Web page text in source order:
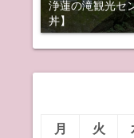
浄蓮の滝観光セ
丼】
月
火